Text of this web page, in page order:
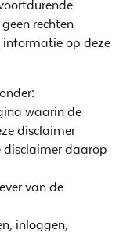
rechten
informatie op deze
waarin de
disclaimer
daarop
van de
inloggen,